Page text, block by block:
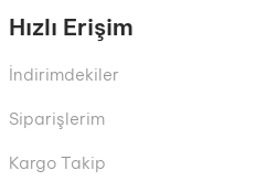
Hızlı Erişim
İndirimdekiler
Siparişlerim
Kargo Takip